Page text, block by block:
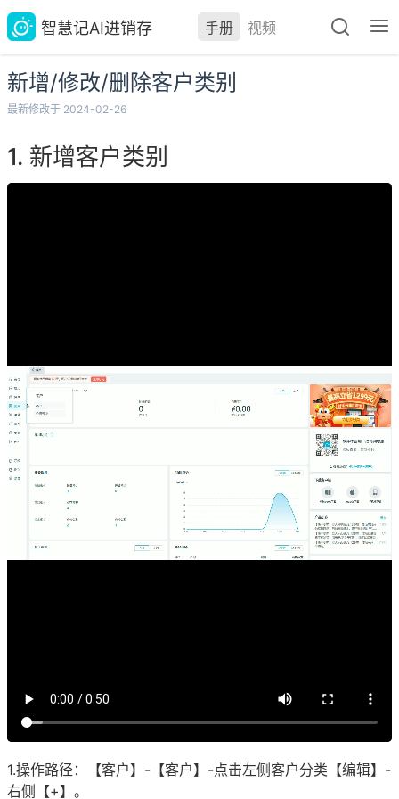
智慧记AI进销存 手册 视频
新增/修改/删除客户类别
最新修改于 2024-02-26
新增客户类别
1.操作路径：【客户】-【客户】-点击左侧客户分类【编辑】-
右侧【+】。